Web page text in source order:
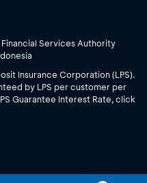
Services Authority
Insurance Corporation (LPS).
by LPS per customer per
Guarantee Interest Rate, click